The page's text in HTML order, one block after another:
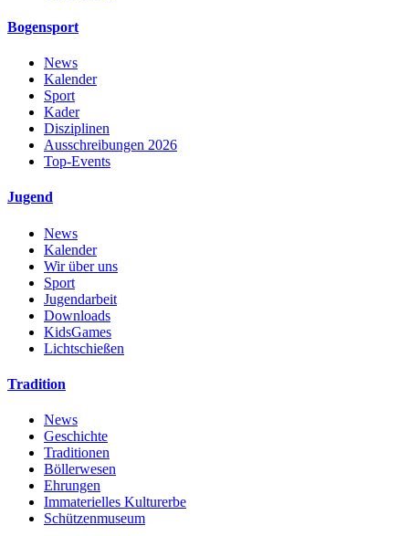
Bogensport
News
Kalender
Sport
Kader
Disziplinen
Ausschreibungen 2026
Top-Events
Jugend
News
Kalender
Wir über uns
Sport
Jugendarbeit
Downloads
KidsGames
Lichtschießen
Tradition
News
Geschichte
Traditionen
Böllerwesen
Ehrungen
Immaterielles Kulturerbe
Schützenmuseum